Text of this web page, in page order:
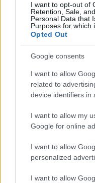
I want to opt-out of
Retention, Sale,
Personal Data that
Purposes for which
Opted Out
Google consents
I want to allow
related to
device identifiers in
I want to allow my
Google for online
I want to allow
personalized
I want to allow